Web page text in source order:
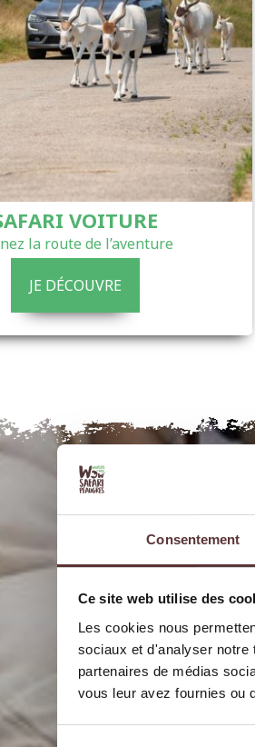
Consentement
Ce site web utilise des
Les cookies nous
sociaux et d'analyser notre
partenaires de médias
vous leur avez fournies ou
VOITURE
la route de l’aventure
JE DÉCOUVRE